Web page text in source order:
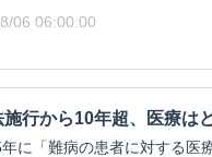
06 06:00:00
施行から10年超、医療は
に「難病の患者に対する医